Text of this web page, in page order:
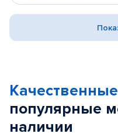
популярные
наличии